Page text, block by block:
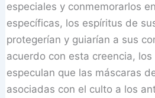
especiales y conmemorarlos
específicas, los espíritus de
protegerían y guiarían a sus
acuerdo con esta creencia, los
especulan que las máscaras
asociadas con el culto a los